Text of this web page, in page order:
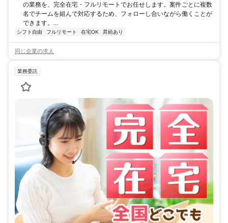
の業務を、完全在宅・フルリモートでお任せします。案件ごとに複数
名でチームを組んで対応するため、フォローし合いながら働くことが
できます。...
シフト自由 フルリモート 在宅OK 昇給あり
同じ企業の求人
業務委託